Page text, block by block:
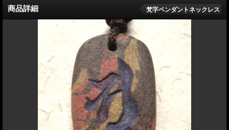
商品詳細 梵字ペンダントネックレス